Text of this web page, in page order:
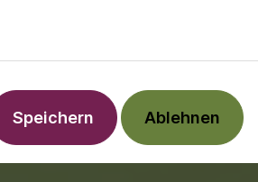
Speichern Ablehnen